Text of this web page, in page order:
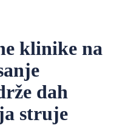
klinike na
dah
struje